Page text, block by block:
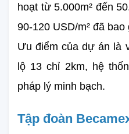
hoạt từ 5.000m² đến
90-120 USD/m² đã
Ưu điểm của dự án là
lộ 13 chỉ 2km, hệ
pháp lý minh bạch.
Tập đoàn